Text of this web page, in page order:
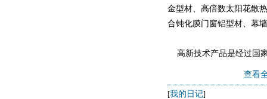
金型材、高倍数太阳花散
合钝化膜门窗铝型材、幕
高新技术产品是经过国
查看
[我的日记]